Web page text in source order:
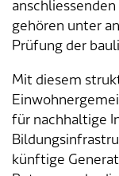
gehören unter
Prüfung der
Mit diesem
für nachhaltige
künftige